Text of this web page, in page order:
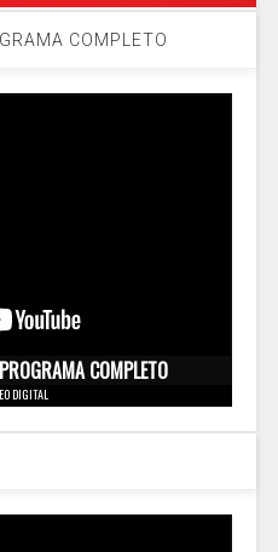
COMPLETO
COMPLETO
DIGITAL